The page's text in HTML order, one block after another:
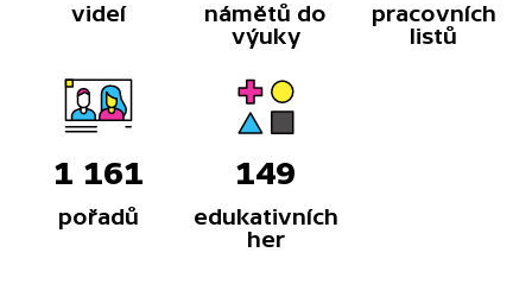
videí
námětů do
výuky
pracovních
listů
1 161
pořadů
149
edukativních
her